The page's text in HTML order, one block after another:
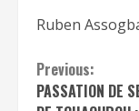
Ruben
Continue
Previous:
PASSATION DE